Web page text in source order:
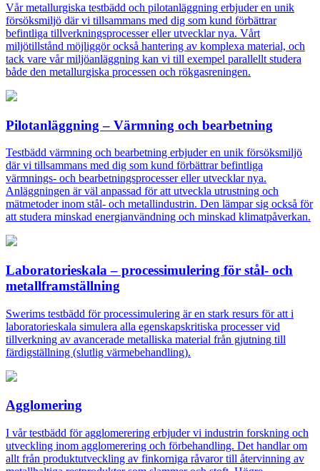
Vår metallurgiska testbädd och pilotanläggning erbjuder en unik
försöksmiljö där vi tillsammans med dig som kund förbättrar
befintliga tillverkningsprocesser eller utvecklar nya. Vårt
miljötillstånd möjliggör också hantering av komplexa material, och
tack vare vår miljöanläggning kan vi till exempel parallellt studera
både den metallurgiska processen och rökgasreningen.
Pilotanläggning – Värmning och bearbetning
Testbädd värmning och bearbetning erbjuder en unik försöksmiljö
där vi tillsammans med dig som kund förbättrar befintliga
värmnings- och bearbetningsprocesser eller utvecklar nya.
Anläggningen är väl anpassad för att utveckla utrustning och
mätmetoder inom stål- och metallindustrin. Den lämpar sig också för
att studera minskad energianvändning och minskad klimatpåverkan.
Laboratorieskala – processimulering för stål- och
metallframställning
Swerims testbädd för processimulering är en stark resurs för att i
laboratorieskala simulera alla egenskapskritiska processer vid
tillverkning av avancerade metalliska material från gjutning till
färdigställning (slutlig värmebehandling).
Agglomering
I vår testbädd för agglomerering erbjuder vi industrin forskning och
utveckling inom agglomerering och förbehandling. Det handlar om
allt från produktutveckling av finkorniga råvaror till återvinning av